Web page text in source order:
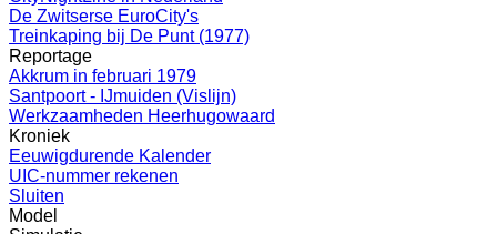
De Zwitserse EuroCity's
Treinkaping bij De Punt (1977)
Reportage
Akkrum in februari 1979
Santpoort - IJmuiden (Vislijn)
Werkzaamheden Heerhugowaard
Kroniek
Eeuwigdurende Kalender
UIC-nummer rekenen
Sluiten
Model